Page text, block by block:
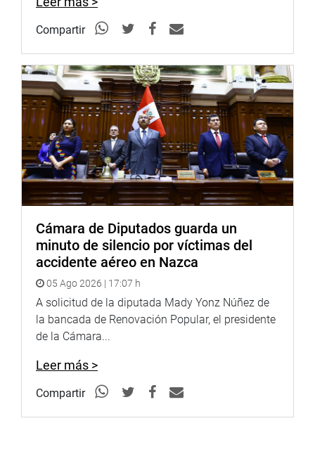
el Pleno como una reforma constitucional y me parece
poco serio tratar de hacerlo con una ley ordinaria”,
En la misma línea, el legislador Hans Troyes Delgado (AP)
discrepó del planteamiento de la Comisión de
Constitución y Reglamento, y consideró que la norma
sería inconstitucional.
Agregó que no se puede interpretar de manera auténtica
la Constitución, porque ya el TC hace dos años se
pronunció en contra.
hacer esta modificación. Esperemos que pase a
referéndum y se haga una discusión más a profundidad”,
puntualizó.
OFICINA DE COMUNICACIONES
Compartir
Cámara de Diputados guarda un
minuto de silencio por víctimas del
accidente aéreo en Nazca
05 Ago 2026 | 17:07 h
A solicitud de la diputada Mady Yonz Núñez de
la bancada de Renovación Popular, el presidente
de la Cámara...
Leer más >
Compartir